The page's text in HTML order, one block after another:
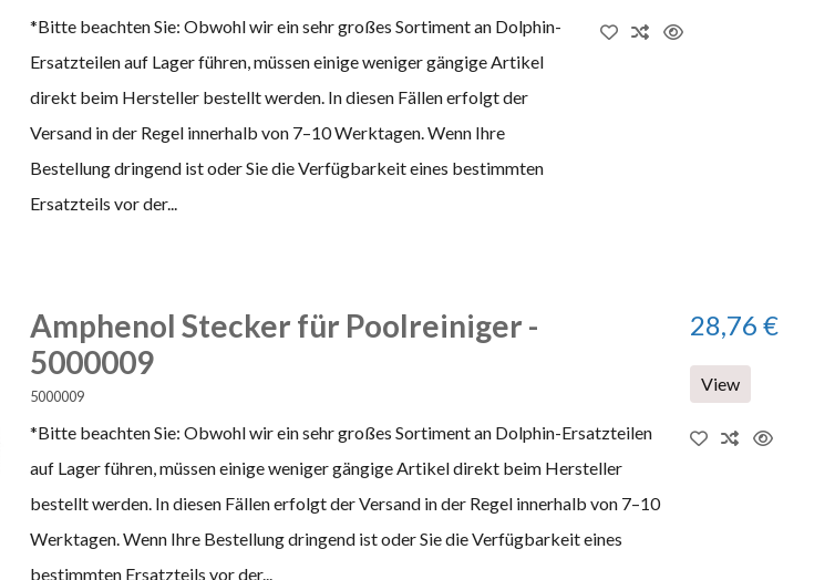
*Bitte beachten Sie: Obwohl wir ein sehr großes Sortiment an Dolphin-
Ersatzteilen auf Lager führen, müssen einige weniger gängige Artikel
direkt beim Hersteller bestellt werden. In diesen Fällen erfolgt der
Versand in der Regel innerhalb von 7–10 Werktagen. Wenn Ihre
Bestellung dringend ist oder Sie die Verfügbarkeit eines bestimmten
Ersatzteils vor der...
Amphenol Stecker für Poolreiniger -
5000009
5000009
*Bitte beachten Sie: Obwohl wir ein sehr großes Sortiment an Dolphin-Ersatzteilen
auf Lager führen, müssen einige weniger gängige Artikel direkt beim Hersteller
bestellt werden. In diesen Fällen erfolgt der Versand in der Regel innerhalb von 7–10
Werktagen. Wenn Ihre Bestellung dringend ist oder Sie die Verfügbarkeit eines
bestimmten Ersatzteils vor der...
28,76 €
View